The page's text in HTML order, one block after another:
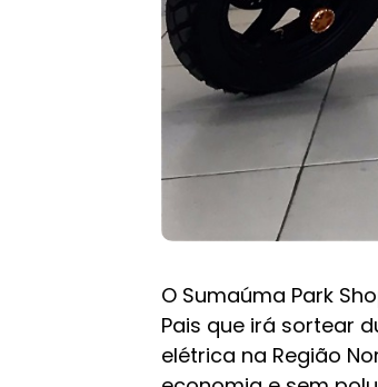
O Sumaúma Park
Pais que irá sortear
elétrica na Região